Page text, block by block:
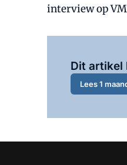
interview op
Dit artikel
Lees 1